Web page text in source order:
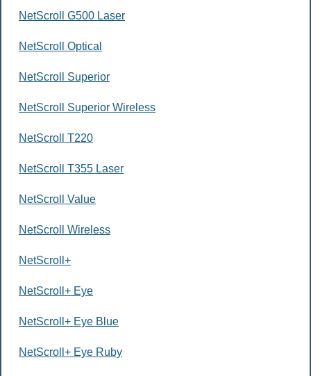
NetScroll G500 Laser
NetScroll Optical
NetScroll Superior
NetScroll Superior Wireless
NetScroll T220
NetScroll T355 Laser
NetScroll Value
NetScroll Wireless
NetScroll+
NetScroll+ Eye
NetScroll+ Eye Blue
NetScroll+ Eye Ruby